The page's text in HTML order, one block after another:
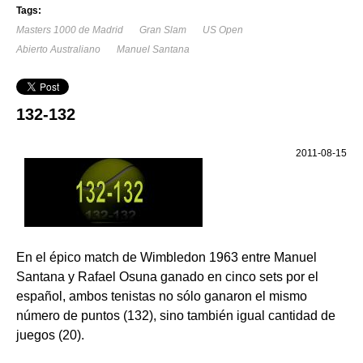
Tags:
Masters 1000 de Madrid
Gran Slam
US Open
Abierto Australiano
Manuel Santana
132-132
2011-08-15
En el épico match de Wimbledon 1963 entre Manuel
Santana y Rafael Osuna ganado en cinco sets por el
español, ambos tenistas no sólo ganaron el mismo
número de puntos (132), sino también igual cantidad de
juegos (20).